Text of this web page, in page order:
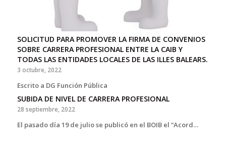
SOLICITUD PARA PROMOVER LA FIRMA DE CONVENIOS
SOBRE CARRERA PROFESIONAL ENTRE LA CAIB Y
TODAS LAS ENTIDADES LOCALES DE LAS ILLES BALEARS.
3 octubre, 2022
Escrito a DG Función Pública
SUBIDA DE NIVEL DE CARRERA PROFESIONAL
28 septiembre, 2022
El pasado día 19 de julio se publicó en el BOIB el “Acord…